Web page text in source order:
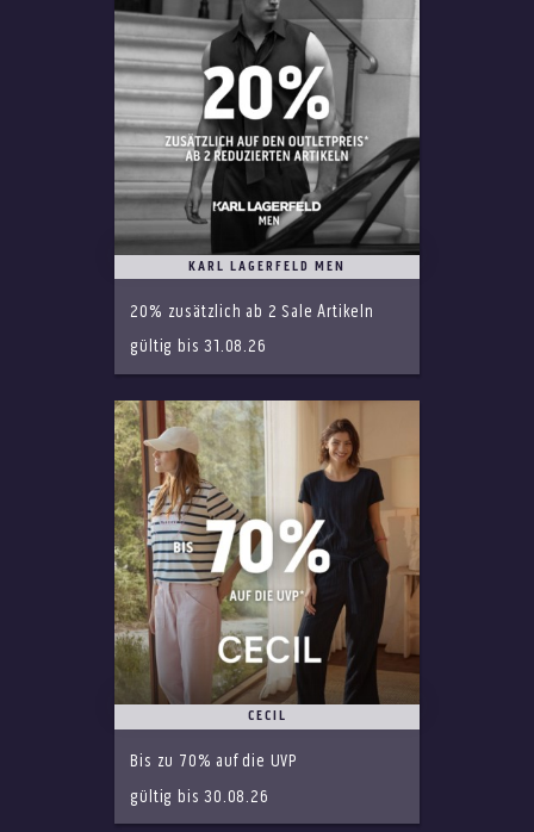
KARL LAGERFELD MEN
20% zusätzlich ab 2 Sale Artikeln
gültig bis 31.08.26
CECIL
Bis zu 70% auf die UVP
gültig bis 30.08.26